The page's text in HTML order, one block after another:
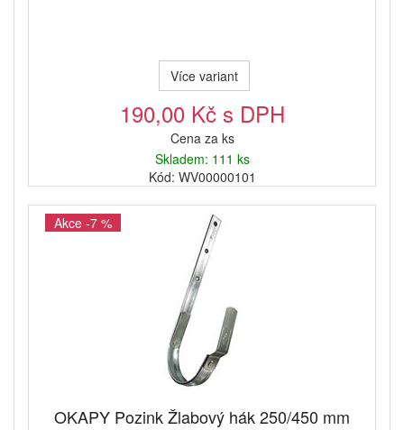
Více variant
190,00 Kč s DPH
Cena za ks
Skladem: 111 ks
Kód: WV00000101
Akce -7 %
OKAPY Pozink Žlabový hák 250/450 mm